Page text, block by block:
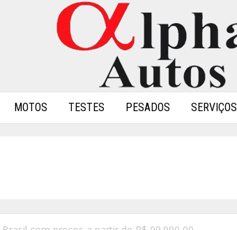
MOTOS TESTES PESADOS SERVIÇOS